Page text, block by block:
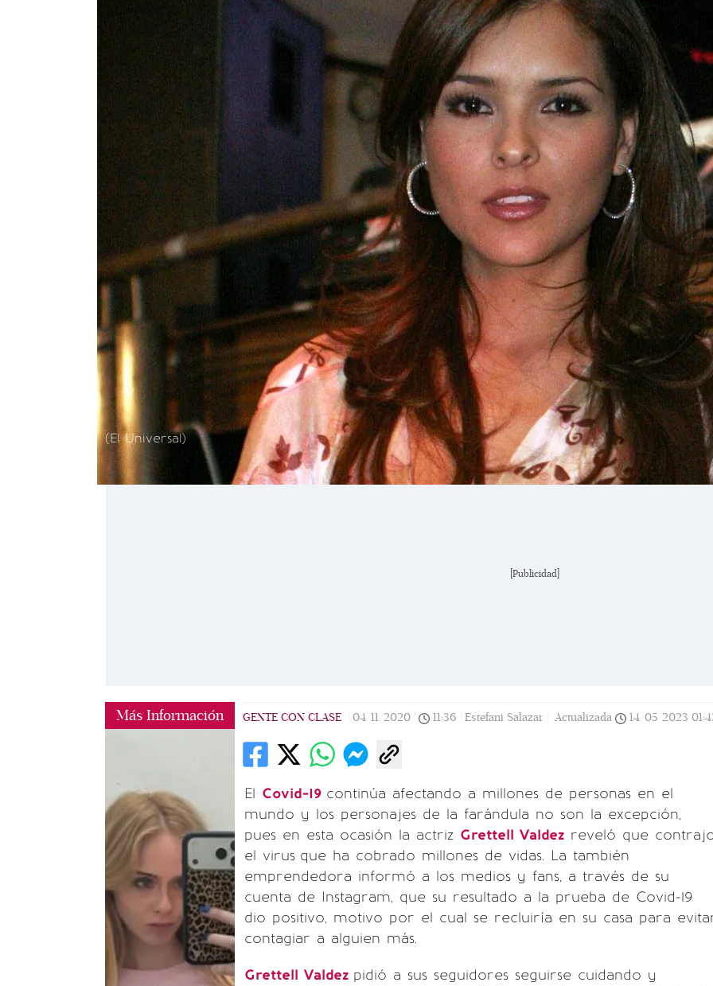
(El Universal)
[Publicidad]
Más Información GENTE CON CLASE 04/11/2020 11:36 Estefani Salazar | Actualizada 14/05/2023
El Covid-19 continúa afectando a millones de personas en el
mundo y los personajes de la farándula no son la excepción,
pues en esta ocasión la actriz Grettell Valdez reveló que
el virus que ha cobrado millones de vidas. La también
emprendedora informó a los medios y fans, a través de su
cuenta de Instagram, que su resultado a la prueba de Covid-19
dio positivo, motivo por el cual se recluiría en su casa para
contagiar a alguien más.
Grettell Valdez pidió a sus seguidores seguirse cuidando y